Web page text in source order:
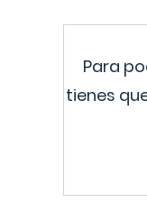
Para
tienes